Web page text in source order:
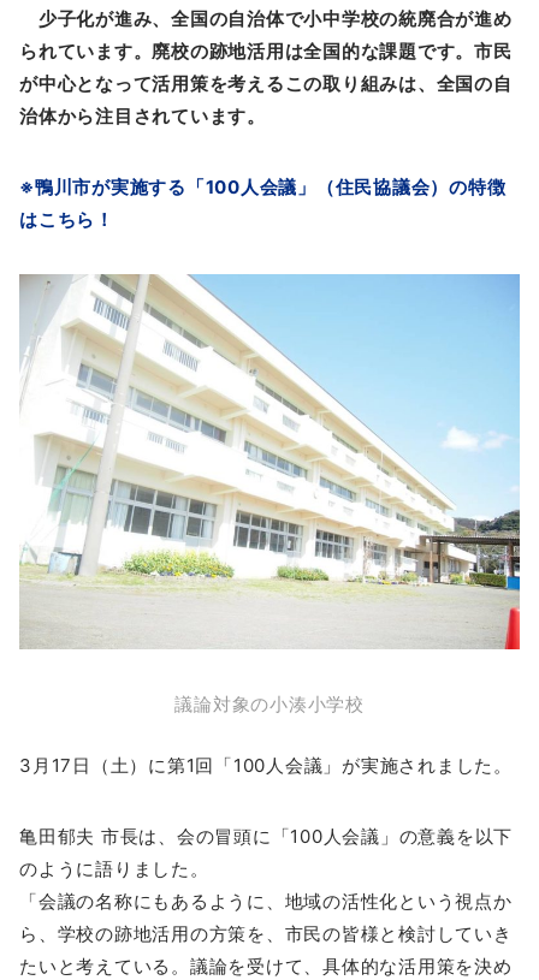
少子化が進み、全国の自治体で小中学校の統廃合が進め
られています。廃校の跡地活用は全国的な課題です。市民
が中心となって活用策を考えるこの取り組みは、全国の自
治体から注目されています。
※鴨川市が実施する「100人会議」（住民協議会）の特徴
はこちら！
議論対象の小湊小学校
3月17日（土）に第1回「100人会議」が実施されました。
亀田郁夫 市長は、会の冒頭に「100人会議」の意義を以下
のように語りました。
「会議の名称にもあるように、地域の活性化という視点か
ら、学校の跡地活用の方策を、市民の皆様と検討していき
たいと考えている。議論を受けて、具体的な活用策を決め